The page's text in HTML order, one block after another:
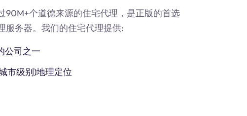
90M+个道德来源的住宅代理，是正版的首选
服务器。我们的住宅代理提供:
公司之一
市级别)地理定位